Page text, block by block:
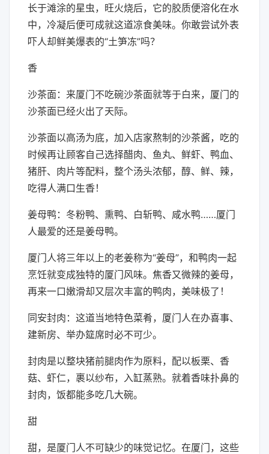
长于滩涂的星虫，旺火烧后，它的胶质便溶化在水
中，冷凝后便可成就这道凉食美味。你敢尝试外表
吓人却鲜美爆表的“土笋冻”吗？
香
沙茶面：来厦门不吃碗沙茶面就等于白来，厦门的
沙茶面已经火出了天际。
沙茶面以高汤为底，加入店家熬制的沙茶酱，吃的
时候再让顾客自己选择醋肉、鱼丸、鲜虾、鸭血、
猪肝、肉片等配料，整个汤头浓郁，醇、鲜、辣，
吃得人满口生香！
姜母鸭：冬粉鸭、熏鸭、白斩鸭、咸水鸭……厦门
人最爱的还是姜母鸭。
厦门人将三年以上的老姜称为“姜母”，和鸭肉一起
烹饪就变成独特的厦门风味。焦香又微辣的姜母，
再来一口嫩滑却又层次丰富的鸭肉，美味极了！
同安封肉：这道当地特色菜肴，厦门人在办喜事、
建新房、举办筵席时必不可少。
封肉是以整块猪前腿肉作为原料，配以板栗、香
菇、虾仁，裹以纱布，入缸蒸熟。就着香味扑鼻的
封肉，饭都能多吃几大碗。
甜
甜，是厦门人不可缺少的味觉记忆。在厦门，这些